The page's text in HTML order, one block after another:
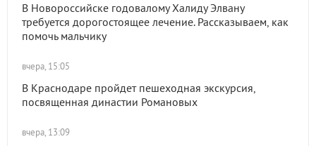
В Новороссийске годовалому Халиду Элвану
требуется дорогостоящее лечение. Рассказываем, как
помочь мальчику
вчера, 15:05
В Краснодаре пройдет пешеходная экскурсия,
посвященная династии Романовых
вчера, 13:09